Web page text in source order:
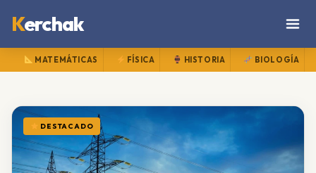
Kerchak
MATEMÁTICAS FÍSICA HISTORIA BIOLOGÍA
DESTACADO